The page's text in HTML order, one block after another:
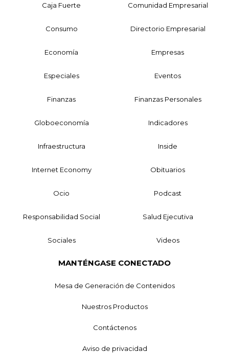
Caja Fuerte Comunidad Empresarial
Consumo Directorio Empresarial
Economía Empresas
Especiales Eventos
Finanzas Finanzas Personales
Globoeconomía Indicadores
Infraestructura Inside
Internet Economy Obituarios
Ocio Podcast
Responsabilidad Social Salud Ejecutiva
Sociales Videos
MANTÉNGASE CONECTADO
Mesa de Generación de Contenidos
Nuestros Productos
Contáctenos
Aviso de privacidad